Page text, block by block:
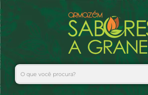
para
o
conteúdo
Search